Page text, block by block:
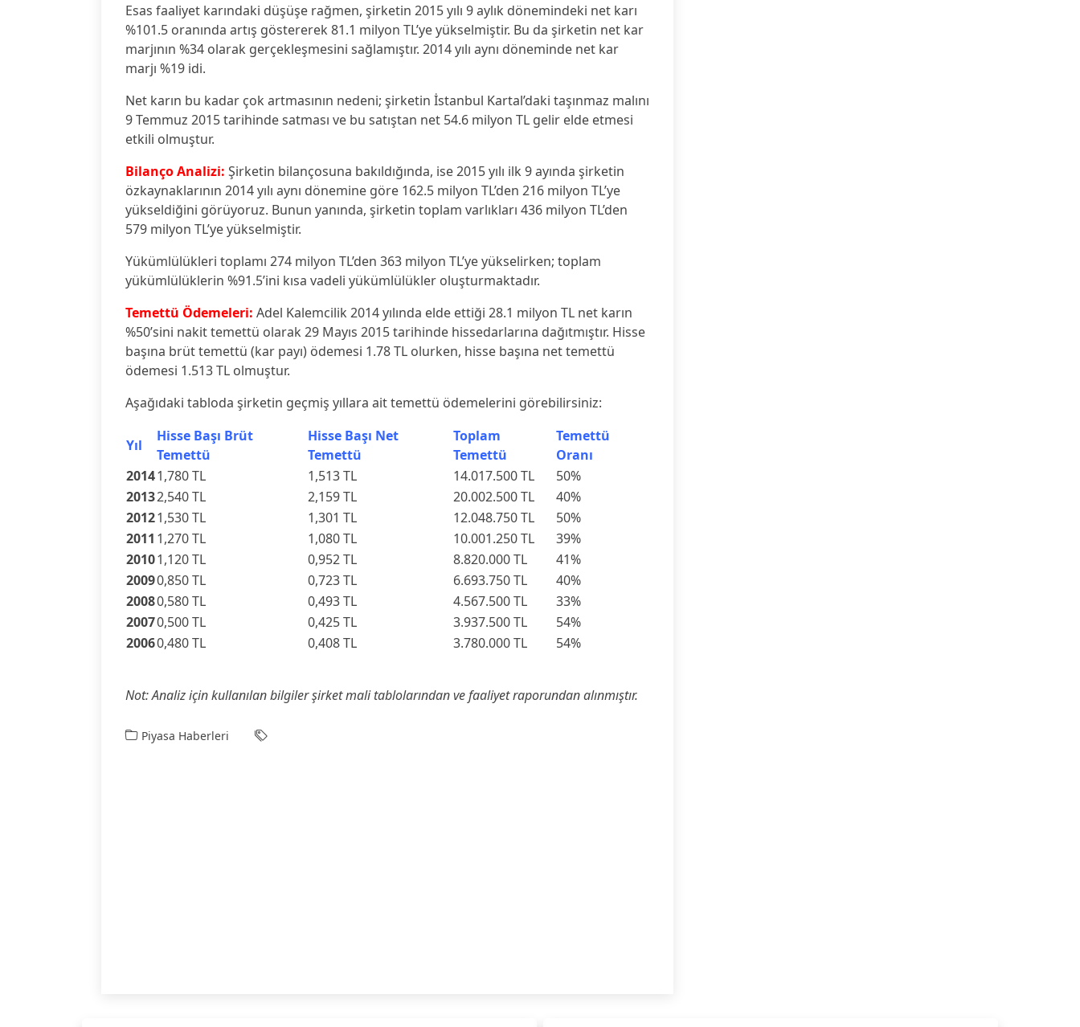
Esas faaliyet karındaki düşüşe rağmen, şirketin 2015 yılı 9 aylık dönemindeki net karı
%101.5 oranında artış göstererek 81.1 milyon TL’ye yükselmiştir. Bu da şirketin net kar
marjının %34 olarak gerçekleşmesini sağlamıştır. 2014 yılı aynı döneminde net kar
marjı %19 idi.
Net karın bu kadar çok artmasının nedeni; şirketin İstanbul Kartal’daki taşınmaz malını
9 Temmuz 2015 tarihinde satması ve bu satıştan net 54.6 milyon TL gelir elde etmesi
etkili olmuştur.
Bilanço Analizi: Şirketin bilançosuna bakıldığında, ise 2015 yılı ilk 9 ayında şirketin
özkaynaklarının 2014 yılı aynı dönemine göre 162.5 milyon TL’den 216 milyon TL’ye
yükseldiğini görüyoruz. Bunun yanında, şirketin toplam varlıkları 436 milyon TL’den
579 milyon TL’ye yükselmiştir.
Yükümlülükleri toplamı 274 milyon TL’den 363 milyon TL’ye yükselirken; toplam
yükümlülüklerin %91.5’ini kısa vadeli yükümlülükler oluşturmaktadır.
Temettü Ödemeleri: Adel Kalemcilik 2014 yılında elde ettiği 28.1 milyon TL net karın
%50’sini nakit temettü olarak 29 Mayıs 2015 tarihinde hissedarlarına dağıtmıştır. Hisse
başına brüt temettü (kar payı) ödemesi 1.78 TL olurken, hisse başına net temettü
ödemesi 1.513 TL olmuştur.
Aşağıdaki tabloda şirketin geçmiş yıllara ait temettü ödemelerini görebilirsiniz:
Yıl
Hisse Başı Brüt
Temettü
Hisse Başı Net
Temettü
Toplam
Temettü
Temettü
Oranı
20141,780 TL 1,513 TL 14.017.500 TL
50%
20132,540 TL 2,159 TL 20.002.500 TL
40%
20121,530 TL 1,301 TL 12.048.750 TL
50%
2011 1,270 TL 1,080 TL 10.001.250 TL
39%
20101,120 TL 0,952 TL 8.820.000 TL
41%
20090,850 TL 0,723 TL 6.693.750 TL
40%
20080,580 TL 0,493 TL 4.567.500 TL
33%
20070,500 TL 0,425 TL 3.937.500 TL
54%
20060,480 TL 0,408 TL 3.780.000 TL 54%
Not: Analiz için kullanılan bilgiler şirket mali tablolarından ve faaliyet raporundan alınmıştır.
Piyasa Haberleri